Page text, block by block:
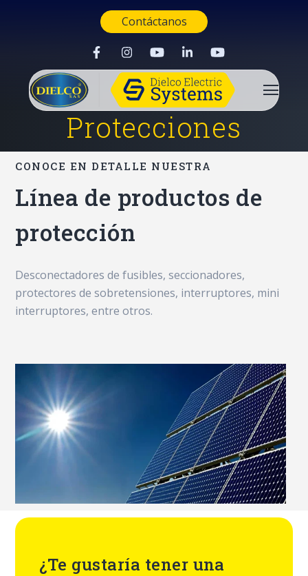
Contáctanos
Protecciones
CONOCE EN DETALLE NUESTRA
Línea de productos de
protección
Desconectadores de fusibles, seccionadores,
protectores de sobretensiones, interruptores, mini
interruptores, entre otros.
¿Te gustaría tener una